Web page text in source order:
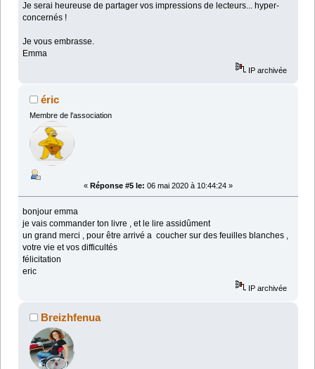
Je serai heureuse de partager vos impressions de lecteurs... hyper-
concernés !
Je vous embrasse.
Emma
IP archivée
éric
Membre de l'association
« Réponse #5 le: 06 mai 2020 à 10:44:24 »
bonjour emma
je vais commander ton livre , et le lire assidûment
un grand merci , pour être arrivé a coucher sur des feuilles blanches ,
votre vie et vos difficultés
félicitation
eric
IP archivée
Breizhfenua